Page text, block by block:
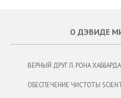
О ДЭВИДЕ
ВЕРНЫЙ ДРУГ Л. РОНА ХАББАРДА
ОБЕСПЕЧЕНИЕ ЧИСТОТЫ